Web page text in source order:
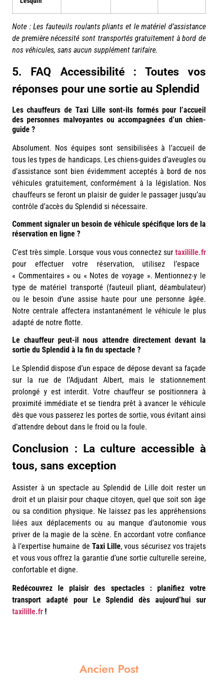
Note : Les fauteuils roulants pliants et le matériel d’assistance
de première nécessité sont transportés gratuitement à bord de
nos véhicules, sans aucun supplément tarifaire.
5. FAQ Accessibilité : Toutes vos
réponses pour une sortie au Splendid
Les chauffeurs de Taxi Lille sont-ils formés pour l’accueil
des personnes malvoyantes ou accompagnées d’un chien-
guide ?
Absolument. Nos équipes sont sensibilisées à l’accueil de
tous les types de handicaps. Les chiens-guides d’aveugles ou
d’assistance sont bien évidemment acceptés à bord de nos
véhicules gratuitement, conformément à la législation. Nos
chauffeurs se feront un plaisir de guider le passager jusqu’au
contrôle d’accès du Splendid si nécessaire.
Comment signaler un besoin de véhicule spécifique lors de la
réservation en ligne ?
C’est très simple. Lorsque vous vous connectez sur taxilille.fr
pour effectuer votre réservation, utilisez l’espace
« Commentaires » ou « Notes de voyage ». Mentionnez-y le
type de matériel transporté (fauteuil pliant, déambulateur)
ou le besoin d’une assise haute pour une personne âgée.
Notre centrale affectera instantanément le véhicule le plus
adapté de notre flotte.
Le chauffeur peut-il nous attendre directement devant la
sortie du Splendid à la fin du spectacle ?
Le Splendid dispose d’un espace de dépose devant sa façade
sur la rue de l’Adjudant Albert, mais le stationnement
prolongé y est interdit. Votre chauffeur se positionnera à
proximité immédiate et se tiendra prêt à avancer le véhicule
dès que vous passerez les portes de sortie, vous évitant ainsi
d’attendre debout dans le froid ou la foule.
Conclusion : La culture accessible à
tous, sans exception
Assister à un spectacle au Splendid de Lille doit rester un
droit et un plaisir pour chaque citoyen, quel que soit son âge
ou sa condition physique. Ne laissez pas les appréhensions
liées aux déplacements ou au manque d’autonomie vous
priver de la magie de la scène. En accordant votre confiance
à l’expertise humaine de Taxi Lille, vous sécurisez vos trajets
et vous vous offrez la garantie d’une sortie culturelle sereine,
confortable et digne.
Redécouvrez le plaisir des spectacles : planifiez votre
transport adapté pour Le Splendid dès aujourd’hui sur
taxilille.fr !
Ancien Post